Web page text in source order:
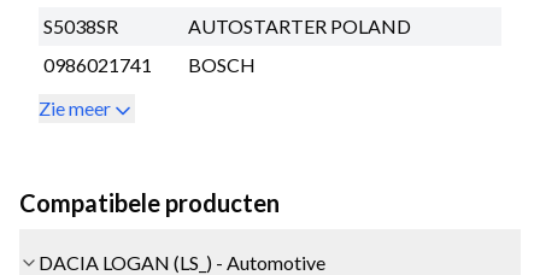
S5038SR
AUTOSTARTER POLAND
0986021741
BOSCH
Zie meer
Compatibele producten
DACIA LOGAN (LS_) - Automotive